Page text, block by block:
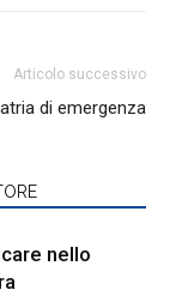
Articolo successivo
di emergenza
nello